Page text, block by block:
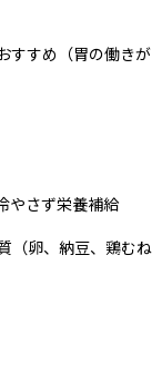
すすめ（胃の働きが
やさず栄養補給
（卵、納豆、鶏むね